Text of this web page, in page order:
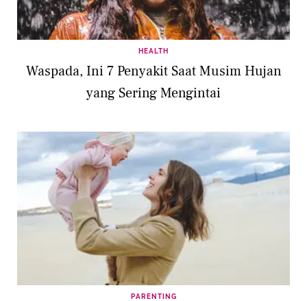
HEALTH
Waspada, Ini 7 Penyakit Saat Musim Hujan
yang Sering Mengintai
PARENTING